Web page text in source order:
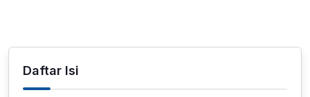
Daftar Isi